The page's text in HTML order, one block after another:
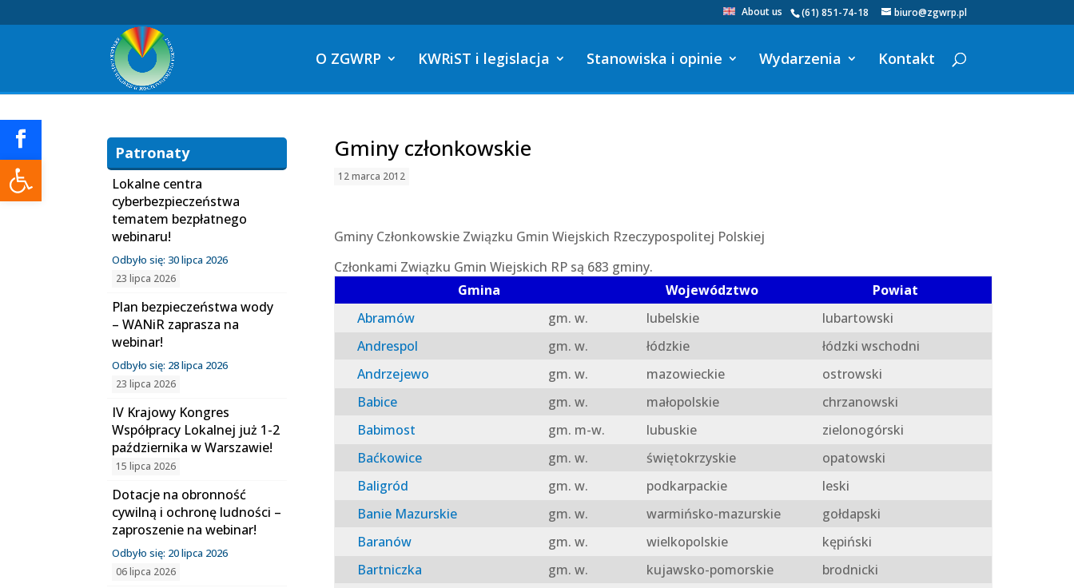
Otwórz pasek narzędzi
(61) 851-74-18 biuro@zgwrp.pl
About us
O ZGWRP KWRiST i legislacja Stanowiska i opinie Wydarzenia Kontakt
Gminy członkowskie
12 marca 2012
Gminy Członkowskie Związku Gmin Wiejskich Rzeczypospolitej Polskiej
Członkami Związku Gmin Wiejskich RP są 683 gminy.
Gmina
Województwo
Powiat
Abramów
gm. w. lubelskie
lubartowski
Andrespol
gm. w. łódzkie
łódzki wschodni
Andrzejewo
gm. w. mazowieckie
ostrowski
Babice
gm. w. małopolskie
chrzanowski
Babimost
gm. m-w. lubuskie
zielonogórski
Baćkowice
gm. w. świętokrzyskie
opatowski
Baligród
gm. w. podkarpackie
leski
Banie Mazurskie
gm. w. warmińsko-mazurskie
gołdapski
Baranów
gm. w. wielkopolskie
kępiński
Bartniczka
gm. w. kujawsko-pomorskie
brodnicki
Patronaty
Lokalne centra
cyberbezpieczeństwa
tematem bezpłatnego
webinaru!
Odbyło się: 30 lipca 2026
23 lipca 2026
Plan bezpieczeństwa wody
– WANiR zaprasza na
webinar!
Odbyło się: 28 lipca 2026
23 lipca 2026
IV Krajowy Kongres
Współpracy Lokalnej już 1-2
października w Warszawie!
15 lipca 2026
Dotacje na obronność
cywilną i ochronę ludności –
zaproszenie na webinar!
Odbyło się: 20 lipca 2026
06 lipca 2026